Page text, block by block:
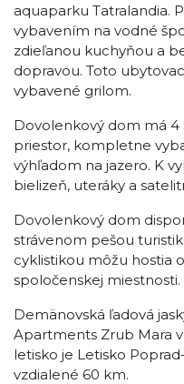
aquaparku Tatralandia.
vybavením na vodné
zdieľanou kuchyňou a
dopravou. Toto
vybavené grilom.
Dovolenkový dom má 4
priestor, kompletne
výhľadom na jazero. K
bielizeň, uteráky a
Dovolenkový dom
strávenom pešou
cyklistikou môžu hostia
spoločenskej miestnosti.
Demänovská ľadová
Apartments Zrub Mara
letisko je Letisko
vzdialené 60 km.